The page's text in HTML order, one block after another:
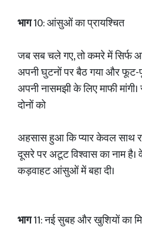
भाग10: आंसुओं का प्रायश्चित
जब सब चले गए, तो कमरे में सिर्फ
अपनी घुटनों पर बैठ गया और
अपनी नासमझी के लिए माफी
दोनों को
अहसास हुआ कि प्यार केवल साथ
दूसरे पर अटूट विश्वास का नाम है।
कड़वाहट आंसुओं में बहा दी।
भाग11: नई सुबह और खुशियों का